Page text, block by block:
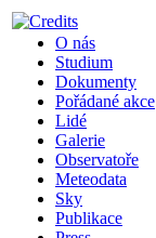
O nás
Studium
Dokumenty
Pořádané akce
Lidé
Galerie
Observatoře
Meteodata
Sky
Publikace